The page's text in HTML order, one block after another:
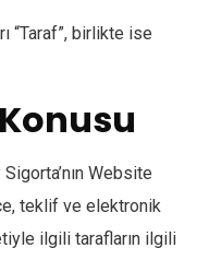
“Taraf”, birlikte ise
Website
teklif ve elektronik
ilgili tarafların ilgili